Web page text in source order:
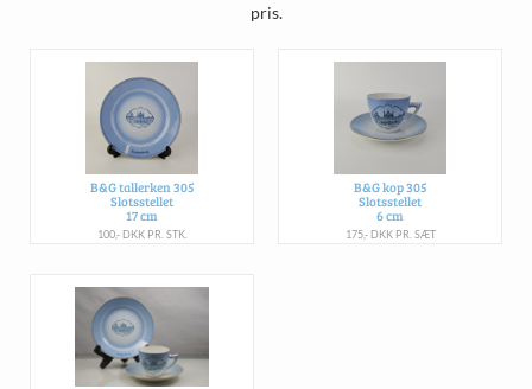
pris.
B&G tallerken 305
Slotsstellet
17 cm
100,- DKK PR. STK.
B&G kop 305
Slotsstellet
6 cm
175,- DKK PR. SÆT